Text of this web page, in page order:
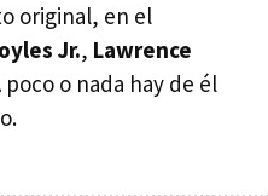
original, en el
Jr., Lawrence
poco o nada hay de él